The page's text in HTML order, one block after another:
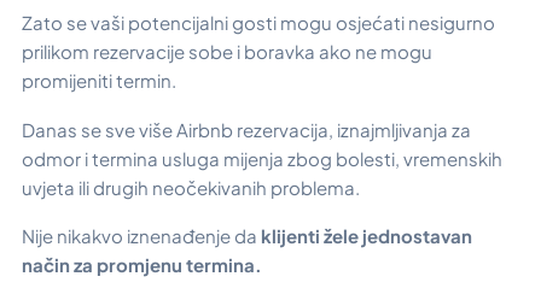
Zato se vaši potencijalni gosti mogu osjećati nesigurno
prilikom rezervacije sobe i boravka ako ne mogu
promijeniti termin.
Danas se sve više Airbnb rezervacija, iznajmljivanja za
odmor i termina usluga mijenja zbog bolesti, vremenskih
uvjeta ili drugih neočekivanih problema.
Nije nikakvo iznenađenje da klijenti žele jednostavan
način za promjenu termina.